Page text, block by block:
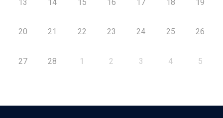
13 14 15 16 17 18 19
20 21 22 23 24 25 26
27 28 1 2 3 4 5